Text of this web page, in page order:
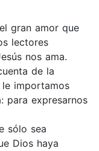
gran amor que
lectores
nos ama.
de la
importamos
para expresarnos
sólo sea
Dios haya